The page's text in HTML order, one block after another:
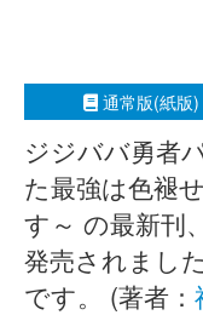
通常版(紙版)
ジジババ勇者
た最強は色褪
す～ の最新刊
発売されまし
です。 (著者：